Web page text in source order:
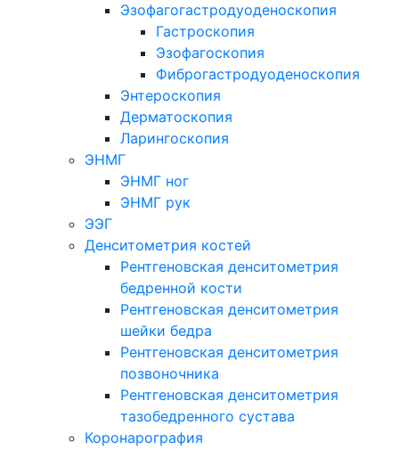
Эзофагогастродуоденоскопия
Гастроскопия
Эзофагоскопия
Фиброгастродуоденоскопия
Энтероскопия
Дерматоскопия
Ларингоскопия
ЭНМГ
ЭНМГ ног
ЭНМГ рук
ЭЭГ
Денситометрия костей
Рентгеновская денситометрия
бедренной кости
Рентгеновская денситометрия
шейки бедра
Рентгеновская денситометрия
позвоночника
Рентгеновская денситометрия
тазобедренного сустава
Коронарография